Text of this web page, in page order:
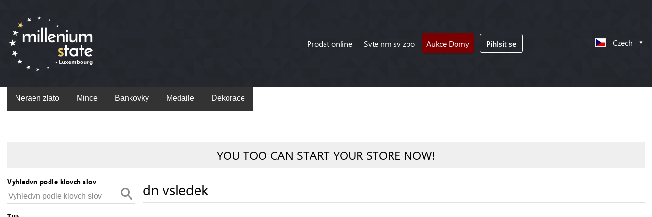
Prodat online Svte nm sv zbo Aukce Domy Pihlsit se Czech
Neraen zlato Mince Bankovky Medaile Dekorace
YOU TOO CAN START YOUR STORE NOW!
Vyhledvn podle klovch slov dn vsledek